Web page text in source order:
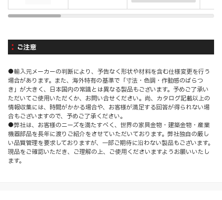
ご注意
●輸入元メーカーの判断により、予告なく形状や材料を含む仕様変更を行う
場合があります。また、海外特有の基準で「寸法・色調・作動感のばらつ
き」が大きく、日本国内の常識とは異なる製品もございます。予めご了承い
ただいてご使用いただくか、お問い合せください。尚、カタログ記載以上の
情報収集には、時間がかかる場合や、お客様が満足する回答が得られない場
合もございますので、予めご了承ください。
●弊社は、お客様のニーズを満たすべく、世界の家具金物・建築金物・産業
機器部品を長年に渡りご紹介をさせていただいております。弊社独自の厳し
い品質管理を要求しておりますが、一部ご期待に沿わない製品もございます。
現品をご確認いただき、ご理解の上、ご使用くださいますようお願いいたし
ます。